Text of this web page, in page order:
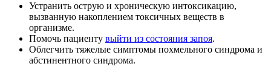
Устранить острую и хроническую интоксикацию,
вызванную накоплением токсичных веществ в
организме.
Помочь пациенту выйти из состояния запоя.
Облегчить тяжелые симптомы похмельного синдрома и
абстинентного синдрома.